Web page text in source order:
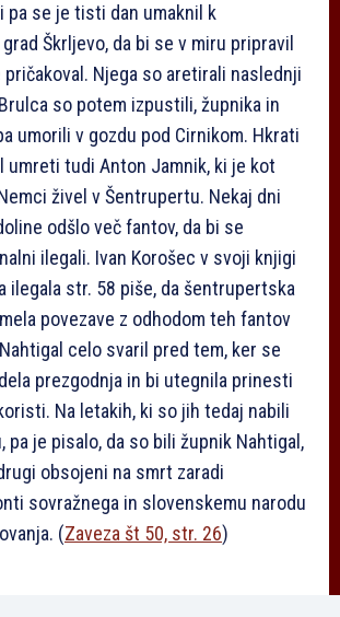
pa se je tisti dan umaknil k
Škrljevo, da bi se v miru pripravil
pričakoval. Njega so aretirali naslednji
so potem izpustili, župnika in
umorili v gozdu pod Cirnikom. Hkrati
umreti tudi Anton Jamnik, ki je kot
živel v Šentrupertu. Nekaj dni
odšlo več fantov, da bi se
ilegali. Ivan Korošec v svoji knjigi
ilegala str. 58 piše, da šentrupertska
povezave z odhodom teh fantov
celo svaril pred tem, ker se
prezgodnja in bi utegnila prinesti
Na letakih, ki so jih tedaj nabili
pa je pisalo, da so bili župnik Nahtigal,
obsojeni na smrt zaradi
sovražnega in slovenskemu narodu
(Zaveza št 50, str. 26)